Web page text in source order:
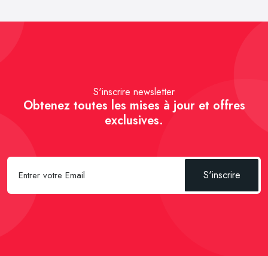
S'inscrire newsletter
Obtenez toutes les mises à jour et offres
exclusives.
S'inscrire